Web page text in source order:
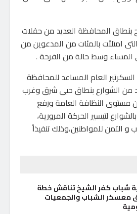
بنطاق المحافظة العديد من حفلات
امتلأت بالمئات من المدعوين من
المساء وسط حالة من الفرحة .
السكرتير العام المساعد للمحافظة
من الشوارع بنطاق حيى شرق وغرب
مستوى النظافة العامة ورفع
لتيسير الحركة المرورية،
و الآمن للمواطنين،وذلك تنفيذاً
شباب كفر الشيخ تناقش خطة
معسكر الشباب والجمعيات